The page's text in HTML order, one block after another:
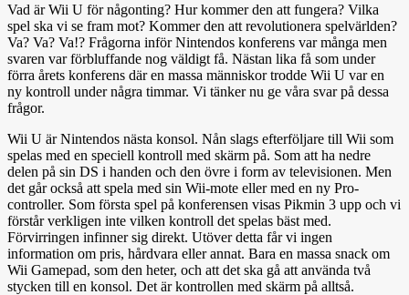
Vad är Wii U för någonting? Hur kommer den att fungera? Vilka
spel ska vi se fram mot? Kommer den att revolutionera spelvärlden?
Va? Va? Va!? Frågorna inför Nintendos konferens var många men
svaren var förbluffande nog väldigt få. Nästan lika få som under
förra årets konferens där en massa människor trodde Wii U var en
ny kontroll under några timmar. Vi tänker nu ge våra svar på dessa
frågor.
Wii U är Nintendos nästa konsol. Nån slags efterföljare till Wii som
spelas med en speciell kontroll med skärm på. Som att ha nedre
delen på sin DS i handen och den övre i form av televisionen. Men
det går också att spela med sin Wii-mote eller med en ny Pro-
controller. Som första spel på konferensen visas Pikmin 3 upp och vi
förstår verkligen inte vilken kontroll det spelas bäst med.
Förvirringen infinner sig direkt. Utöver detta får vi ingen
information om pris, hårdvara eller annat. Bara en massa snack om
Wii Gamepad, som den heter, och att det ska gå att använda två
stycken till en konsol. Det är kontrollen med skärm på alltså.